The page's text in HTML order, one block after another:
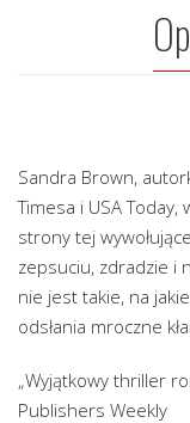
Sandra Brown,
Timesa i USA
strony tej
zepsuciu, zdradzie i
nie jest takie, na
odsłania mroczne
„Wyjątkowy thriller
Publishers Weekly